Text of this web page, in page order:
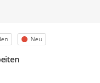
Status
Neu